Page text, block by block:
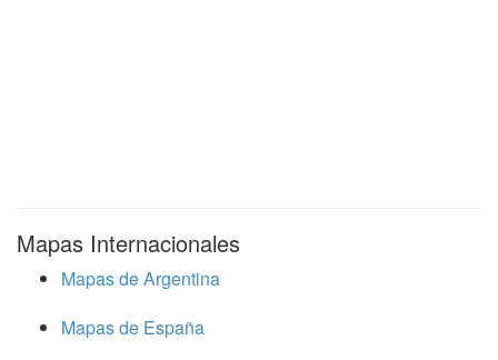
Mapas Internacionales
Mapas de Argentina
Mapas de España